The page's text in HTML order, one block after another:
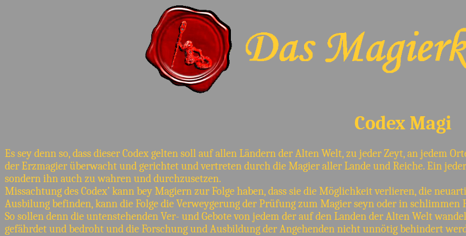
Codex Magi
Es sey denn so, dass dieser Codex gelten soll auf allen Ländern der Alten Welt, zu jeder Zeyt, an jedem
der Erzmagier überwacht und gerichtet und vertreten durch die Magier aller Lande und Reiche. Ein
sondern ihn auch zu wahren und durchzusetzen.
Missachtung des Codex’ kann bey Magiern zur Folge haben, dass sie die Möglichkeit verlieren, die
Ausbilung befinden, kann die Folge die Verweygerung der Prüfung zum Magier seyn oder in
So sollen denn die untenstehenden Ver- und Gebote von jedem der auf den Landen der Alten Welt
gefährdet und bedroht und die Forschung und Ausbildung der Angehenden nicht unnötig behindert